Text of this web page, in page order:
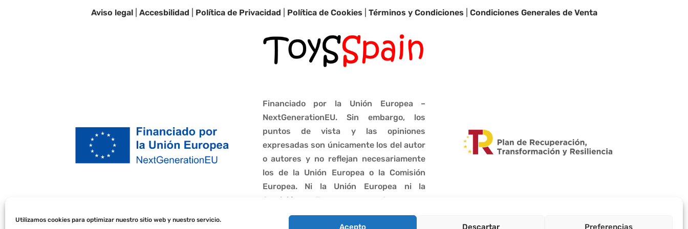
Utilizamos cookies para optimizar nuestro sitio web y nuestro servicio.
Acepto Descartar Preferencias
Aviso legal| Accesbilidad Política de Privacidad Política de Cookies Términos y Condiciones Condiciones Generales de Venta
Financiado por la Unión Europea –
NextGenerationEU. Sin embargo, los
puntos de vista y las opiniones
expresadas son únicamente los del autor
o autores y no reflejan necesariamente
los de la Unión Europea o la Comisión
Europea. Ni la Unión Europea ni la
Comisión Europea pueden ser
consideradas responsables de las